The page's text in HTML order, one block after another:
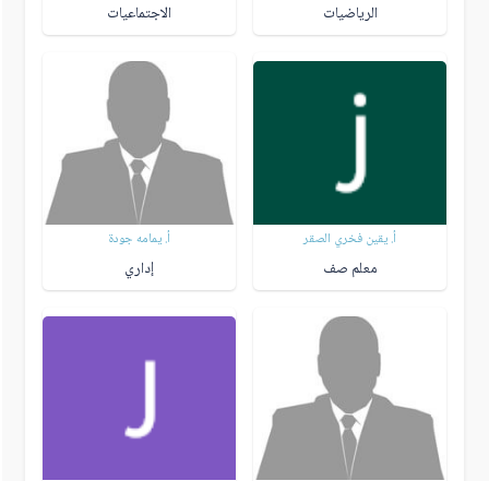
الرياضيات الاجتماعيات
أ. يقين فخري الصقر
معلم صف
أ. يمامه جودة
إداري